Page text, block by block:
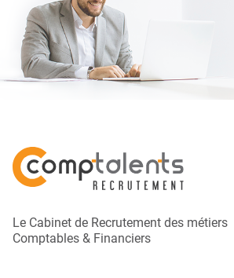
Le Cabinet de Recrutement des métiers
Comptables & Financiers